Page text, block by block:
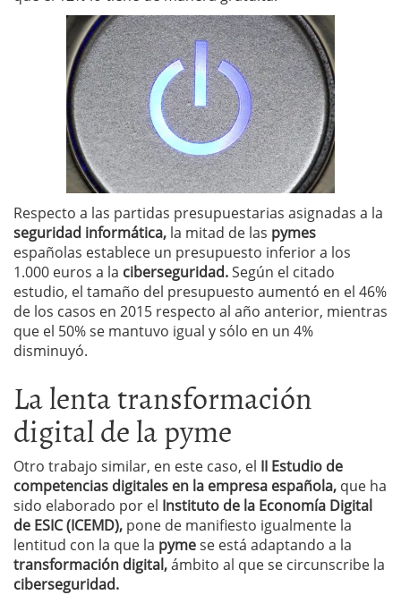
Respecto a las partidas presupuestarias asignadas a la
seguridad informática, la mitad de las pymes
españolas establece un presupuesto inferior a los
1.000 euros a la ciberseguridad.Según el citado
estudio, el tamaño del presupuesto aumentó en el 46%
de los casos en 2015 respecto al año anterior, mientras
que el 50% se mantuvo igual y sólo en un 4%
disminuyó.
La lenta transformación
digital de la pyme
Otro trabajo similar, en este caso, el II Estudio de
competencias digitales en la empresa española, que ha
sido elaborado por el Instituto de la Economía Digital
de ESIC (ICEMD), pone de manifiesto igualmente la
lentitud con la que la pymese está adaptando a la
transformación digital,ámbito al que se circunscribe la
ciberseguridad.